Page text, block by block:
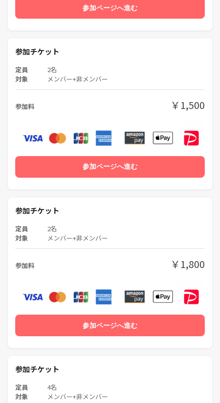
参加ページへ進む
参加チケット
定員 2名
対象 メンバー+非メンバー
参加料 ￥1,500
参加ページへ進む
参加チケット
定員 2名
対象 メンバー+非メンバー
参加料 ￥1,800
参加ページへ進む
参加チケット
定員 4名
対象 メンバー+非メンバー